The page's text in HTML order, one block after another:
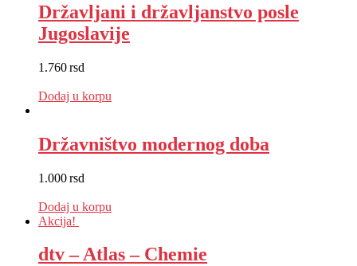
Državljani i državljanstvo posle
Jugoslavije
1.760rsd
Dodaj u korpu
Državništvo modernog doba
1.000rsd
Dodaj u korpu
Akcija!
dtv – Atlas – Chemie